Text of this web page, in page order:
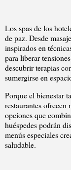
Los spas de los
de paz. Desde
inspirados en
para liberar
descubrir terapias
sumergirse en
Porque el bienestar
restaurantes
opciones que
huéspedes podrán
menús especiales
saludable.